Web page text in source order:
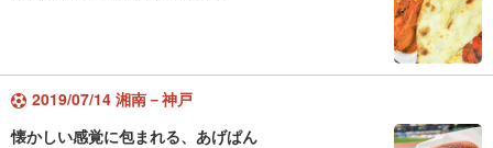
2019/07/14 湘南－神戸
懐かしい感覚に包まれる、あげぱん